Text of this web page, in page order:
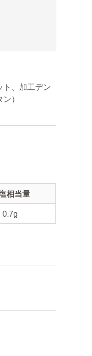
ト、加工デン
）
相当量
0.7g